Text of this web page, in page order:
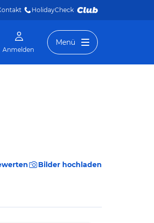
HolidayCheck
Anmelden
Menü
Bilder hochladen